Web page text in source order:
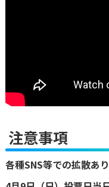
注意事項
各種SNS等での拡散あ